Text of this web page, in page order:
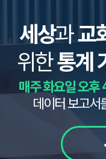
세상과교
위한통계
매주 화요일 오후
데이터 보고서